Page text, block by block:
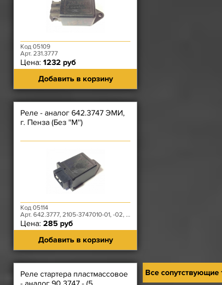
Код 05109
Арт. 231.3777
Цена: 1232 руб
Добавить в корзину
Реле - аналог 642.3747 ЭМИ,
г. Пенза (Без ''М'')
Код 05114
Арт. 642.3777, 2105-3747010-01, -02, -03
Цена: 285 руб
Добавить в корзину
Реле стартера пластмассовое
Все сопутствующие